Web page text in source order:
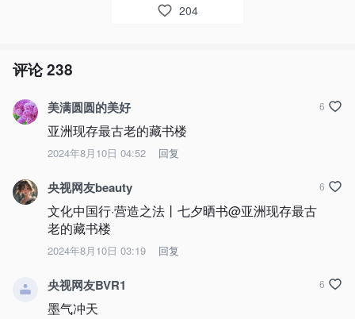
204
评论238
美满圆圆的美好
亚洲现存最古老的藏书楼
2024年8月10日 04:52 回复
6
央视网友beauty
文化中国行·营造之法丨七夕晒书@亚洲现存最古
老的藏书楼
2024年8月10日 03:19 回复
6
央视网友BVR1
墨气冲天
6